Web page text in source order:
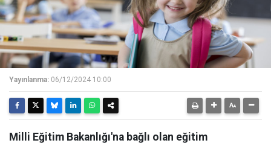
Yayınlanma: 06/12/2024 10:00
Milli Eğitim Bakanlığı'na bağlı olan eğitim